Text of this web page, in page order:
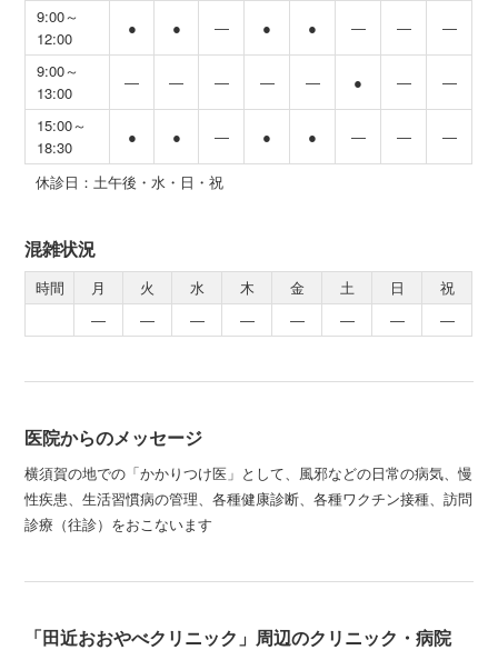
9:00～
12:00
● ● ― ● ● ― ― ―
9:00～
13:00
― ― ― ― ― ● ― ―
15:00～
18:30
● ● ― ● ● ― ― ―
休診日：土午後・水・日・祝
混雑状況
時間 月 火 水 木 金 土 日
祝
―
― ― ― ― ― ― ―
医院からのメッセージ
横須賀の地での「かかりつけ医」として、風邪などの日常の病気、慢
性疾患、生活習慣病の管理、各種健康診断、各種ワクチン接種、訪問
診療（往診）をおこないます
「田近おおやべクリニック」周辺のクリニック・病院